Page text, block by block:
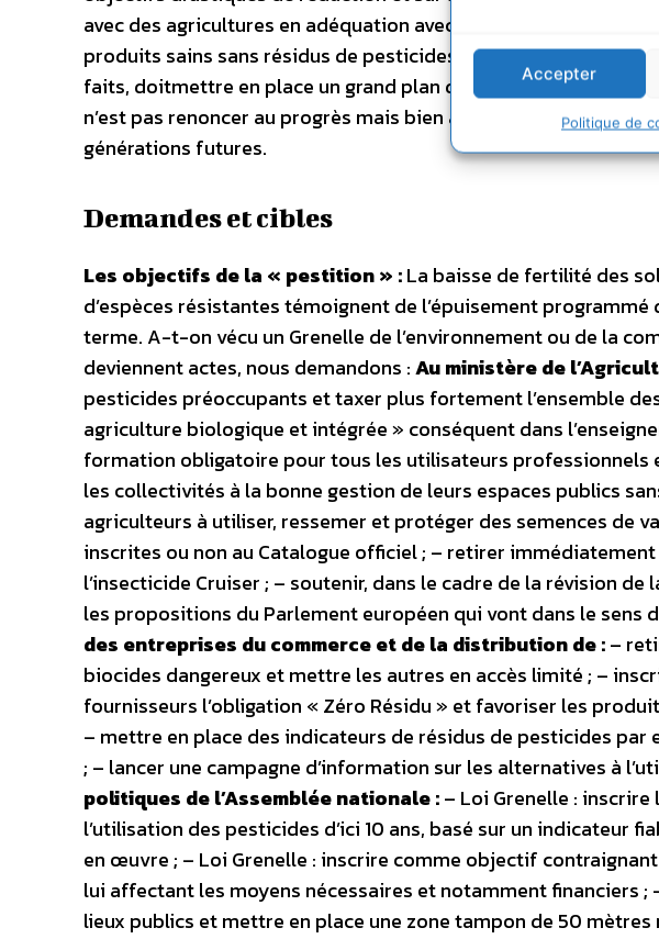
Accepter
Politique de
avec des agricultures en adéquation avec lesmilieux naturels et
produits sains sans résidus de pesticides. Le Grenelle de
faits, doitmettre en place un grand plan de sauvetage de notre
n’est pas renoncer au progrès mais bien au contraire nous
générations futures.
Demandes et cibles
Les objectifs de la « pestition » :La baisse de fertilité des
d’espèces résistantes témoignent de l’épuisement
terme. A-t-on vécu un Grenelle de l’environnement ou de la
deviennent actes, nous demandons :Au ministère de
pesticides préoccupants et taxer plus fortement l’ensemble
agriculture biologique et intégrée » conséquent dans
formation obligatoire pour tous les utilisateurs professionnels
les collectivités à la bonne gestion de leurs espaces publics
agriculteurs à utiliser, ressemer et protéger des semences de
inscrites ou non au Catalogue officiel ; – retirer
l’insecticide Cruiser ; – soutenir, dans le cadre de la révision
les propositions du Parlement européen qui vont dans le sens
des entreprises du commerce et de la distribution de :–
biocides dangereux et mettre les autres en accès limité ; –
fournisseurs l’obligation « Zéro Résidu » et favoriser les
– mettre en place des indicateurs de résidus de pesticides par
; – lancer une campagne d’information sur les alternatives à
politiques de l’Assemblée nationale :– Loi Grenelle :
l’utilisation des pesticides d’ici 10 ans, basé sur un indicateur
en œuvre ; – Loi Grenelle : inscrire comme objectif
lui affectant les moyens nécessaires et notamment financiers ;
lieux publics et mettre en place une zone tampon de 50